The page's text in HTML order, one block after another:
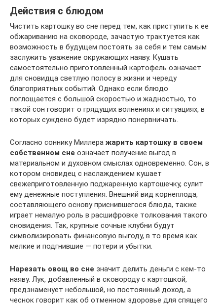
Действия с блюдом
Чистить картошку во сне перед тем, как приступить к ее
обжариванию на сковороде, зачастую трактуется как
возможность в будущем постоять за себя и тем самым
заслужить уважение окружающих наяву. Кушать
самостоятельно приготовленный картофель означает
для сновидца светлую полосу в жизни и череду
благоприятных событий. Однако если блюдо
поглощается с большой скоростью и жадностью, то
такой сон говорит о грядущих волнениях и ситуациях, в
которых суждено будет изрядно понервничать.
Согласно соннику Миллера жарить картошку в своем
собственном сне означает получение выгод в
материальном и духовном смыслах одновременно. Сон, в
котором сновидец с наслаждением кушает
свежеприготовленную поджаренную картошечку, сулит
ему денежные поступления. Внешний вид корнеплода,
составляющего основу приснившегося блюда, также
играет немалую роль в расшифровке толкования такого
сновидения. Так, крупные сочные клубни будут
символизировать финансовую выгоду, в то время как
мелкие и подгнившие — потери и убытки.
Нарезать овощ во сне значит делить деньги с кем-то
наяву. Лук, добавленный в сковороду с картошкой,
предзнаменует небольшой, но постоянный доход, а
чеснок говорит как об отменном здоровье для спящего